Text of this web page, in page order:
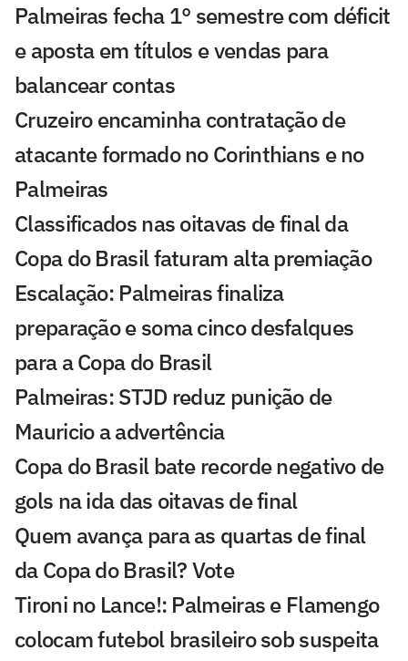
Palmeiras fecha 1° semestre com déficit
e aposta em títulos e vendas para
balancear contas
Cruzeiro encaminha contratação de
atacante formado no Corinthians e no
Palmeiras
Classificados nas oitavas de final da
Copa do Brasil faturam alta premiação
Escalação: Palmeiras finaliza
preparação e soma cinco desfalques
para a Copa do Brasil
Palmeiras: STJD reduz punição de
Mauricio a advertência
Copa do Brasil bate recorde negativo de
gols na ida das oitavas de final
Quem avança para as quartas de final
da Copa do Brasil? Vote
Tironi no Lance!: Palmeiras e Flamengo
colocam futebol brasileiro sob suspeita